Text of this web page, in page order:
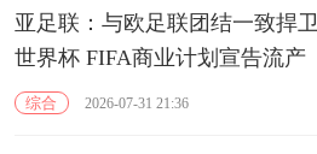
亚足联：与欧足联团结一致捍卫
世界杯 FIFA商业计划宣告流产
综合 2026-07-31 21:36